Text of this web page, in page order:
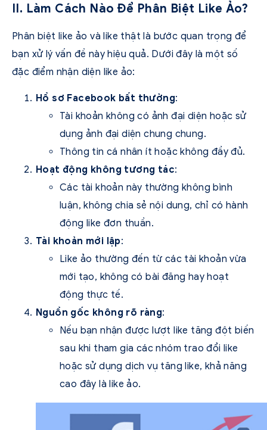
II. Làm Cách Nào Để Phân Biệt Like Ảo?
Phân biệt like ảo và like thật là bước quan trọng để
bạn xử lý vấn đề này hiệu quả. Dưới đây là một số
đặc điểm nhận diện like ảo:
Hồ sơ Facebook bất thường:
Tài khoản không có ảnh đại diện hoặc sử
dụng ảnh đại diện chung chung.
Thông tin cá nhân ít hoặc không đầy đủ.
Hoạt động không tương tác:
Các tài khoản này thường không bình
luận, không chia sẻ nội dung, chỉ có hành
động like đơn thuần.
Tài khoản mới lập:
Like ảo thường đến từ các tài khoản vừa
mới tạo, không có bài đăng hay hoạt
động thực tế.
Nguồn gốc không rõ ràng:
Nếu bạn nhận được lượt like tăng đột biến
sau khi tham gia các nhóm trao đổi like
hoặc sử dụng dịch vụ tăng like, khả năng
cao đây là like ảo.